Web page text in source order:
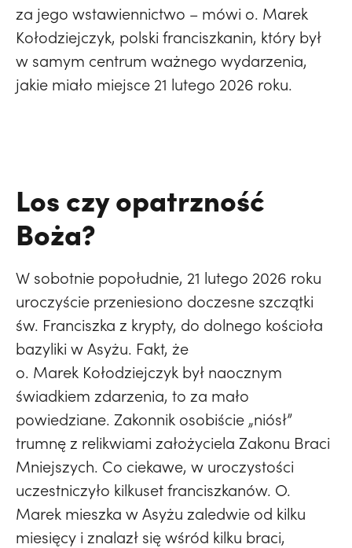
za jego wstawiennictwo – mówi o. Marek
Kołodziejczyk, polski franciszkanin, który był
w samym centrum ważnego wydarzenia,
jakie miało miejsce 21 lutego 2026 roku.
Los czy opatrzność
Boża?
W sobotnie popołudnie, 21 lutego 2026 roku
uroczyście przeniesiono doczesne szczątki
św. Franciszka z krypty, do dolnego kościoła
bazyliki w Asyżu. Fakt, że
o. Marek Kołodziejczyk był naocznym
świadkiem zdarzenia, to za mało
powiedziane. Zakonnik osobiście „niósł”
trumnę z relikwiami założyciela Zakonu Braci
Mniejszych. Co ciekawe, w uroczystości
uczestniczyło kilkuset franciszkanów. O.
Marek mieszka w Asyżu zaledwie od kilku
miesięcy i znalazł się wśród kilku braci,